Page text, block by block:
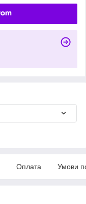
Оплата Умови